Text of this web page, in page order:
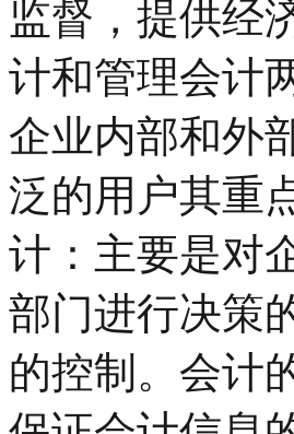
监督，提供经
计和管理会计
企业内部和外
泛的用户其重
计：主要是对
部门进行决策
的控制。会计